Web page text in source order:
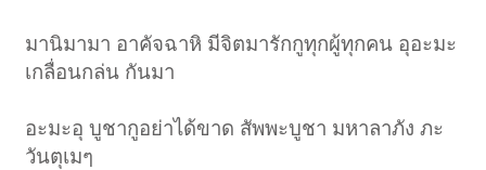
มานิมามา อาคัจฉาหิ มีจิตมารักกูทุกผู้ทุกคน อุอะมะ
เกลื่อนกล่น กันมา
อะมะอุ บูชากูอย่าได้ขาด สัพพะบูชา มหาลาภัง ภะ
วันตุเมๆ